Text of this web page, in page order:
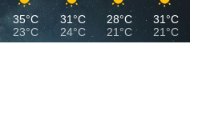
35°C
23°C
31°C
24°C
28°C
21°C
31°C
21°C